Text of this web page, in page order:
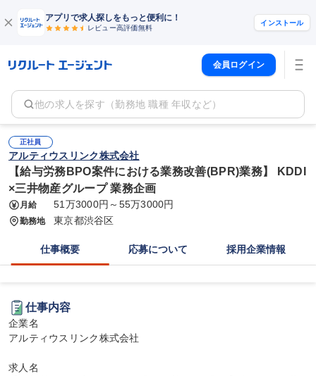
アプリで求人探しをもっと便利に！
レビュー高評価無料
インストール
会員ログイン
他の求人を探す（勤務地 職種 年収など）
正社員
アルティウスリンク株式会社
【給与労務BPO案件における業務改善(BPR)業務】 KDDI
×三井物産グループ 業務企画
月給 51万3000円～55万3000円
勤務地 東京都渋谷区
仕事概要 応募について 採用企業情報
仕事内容
企業名
アルティウスリンク株式会社
求人名